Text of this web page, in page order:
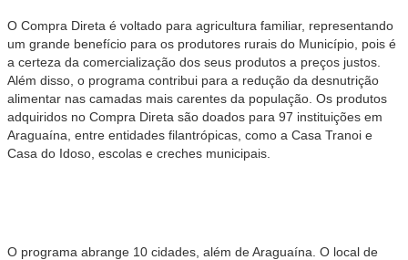
O Compra Direta é voltado para agricultura familiar, representando
um grande benefício para os produtores rurais do Município, pois é
a certeza da comercialização dos seus produtos a preços justos.
Além disso, o programa contribui para a redução da desnutrição
alimentar nas camadas mais carentes da população. Os produtos
adquiridos no Compra Direta são doados para 97 instituições em
Araguaína, entre entidades filantrópicas, como a Casa Tranoi e
Casa do Idoso, escolas e creches municipais.
O programa abrange 10 cidades, além de Araguaína. O local de